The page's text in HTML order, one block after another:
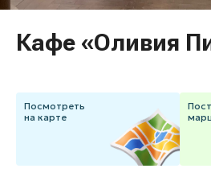
Горнолыжные клубы
Инвестиционный портал
Пикник в Подмосковье
Войти
Кафе «Оливия
Посмотреть
на карте